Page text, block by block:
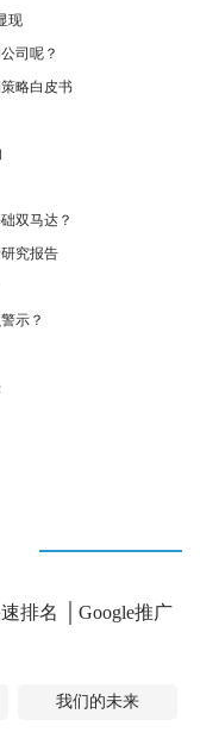
现
司呢？
略白皮书
双马达？
究报告
示？
排名 Google推广
我们的未来